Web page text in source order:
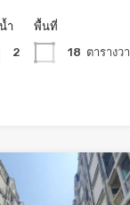
ำ
2
พื้นที่
18 ตารางวา